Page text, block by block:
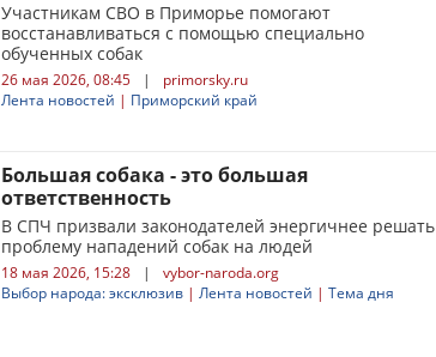
Участникам СВО в Приморье помогают
восстанавливаться с помощью специально
обученных собак
26 мая 2026, 08:45 |
primorsky.ru
Лента новостей | Приморский край
Большая собака - это большая
ответственность
В СПЧ призвали законодателей энергичнее решать
проблему нападений собак на людей
18 мая 2026, 15:28 |
vybor-naroda.org
Выбор народа: эксклюзив | Лента новостей | Тема дня